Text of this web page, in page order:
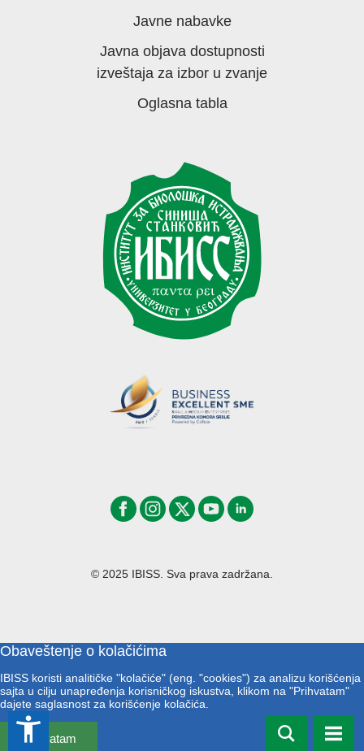
Javne nabavke
Javna objava dostupnosti
izveštaja za izbor u zvanje
Oglasna tabla
© 2025 IBISS. Sva prava zadržana.
Obaveštenje o kolačićima
IBISS koristi analitičke "kolačiće" (eng. "cookies") za analizu korišćenja
sajta u cilju unapređenja korisničkog iskustva, klikom na "Prihvatam"
dajete saglasnost za korišćenje kolačića.
Prihvatam
accessibility_new